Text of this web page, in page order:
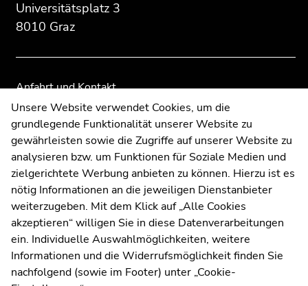
Universitätsplatz 3
8010 Graz
Anfahrt und Kontakt
Kommunikation und Öffentlichkeitsarbeit
Moodle
UNIGRAZonline
Impressum
Datenschutzerklärung
Cookie-Einstellungen
Barrierefreiheitserklärung
WetterstationUni Graz
Seitenbereiche
Seitenbereiche
Unsere Website verwendet Cookies, um die
grundlegende Funktionalität unserer Website zu
gewährleisten sowie die Zugriffe auf unserer Website zu
analysieren bzw. um Funktionen für Soziale Medien und
zielgerichtete Werbung anbieten zu können. Hierzu ist es
nötig Informationen an die jeweiligen Dienstanbieter
weiterzugeben. Mit dem Klick auf „Alle Cookies
akzeptieren“ willigen Sie in diese Datenverarbeitungen
ein. Individuelle Auswahlmöglichkeiten, weitere
Informationen und die Widerrufsmöglichkeit finden Sie
nachfolgend (sowie im Footer) unter „Cookie-